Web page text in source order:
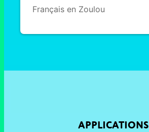
Français en Zoulou
APPLICATIONS